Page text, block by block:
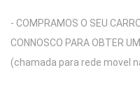
- COMPRAMOS O SEU
CONNOSCO PARA OBTER
(chamada para rede movel